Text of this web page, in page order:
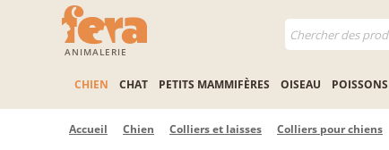
ANIMALERIE
CHIEN CHAT PETITS MAMMIFÈRES OISEAU POISSONS
Accueil Chien Colliers et laisses Colliers pour chiens